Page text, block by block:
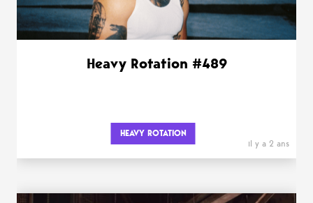
Heavy Rotation #489
HEAVY ROTATION
il y a 2 ans